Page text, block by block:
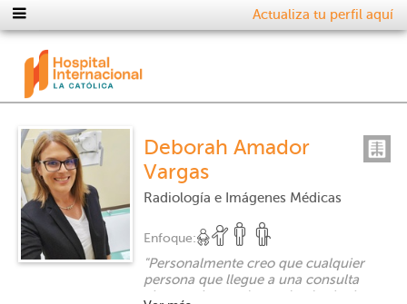
Actualiza tu perfil aquí
Deborah Amador
Vargas
Radiología e Imágenes Médicas
Enfoque:
"Personalmente creo que cualquier
persona que llegue a una consulta
viene en busca de ayuda, de alguien